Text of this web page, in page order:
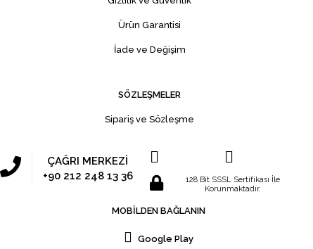
Ürün Garantisi
İade ve Değişim
SÖZLEŞMELER
Sipariş ve Sözleşme
ÇAĞRI MERKEZİ
+90 212 248 13 36
128 Bit SSSL Sertifikası İle
Korunmaktadır.
MOBİLDEN BAĞLANIN
Google Play